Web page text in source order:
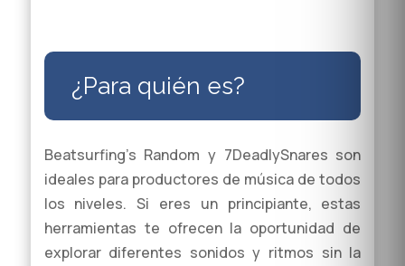
¿Para quién es?
Beatsurfing’s Random y 7DeadlySnares son
ideales para productores de música de todos
los niveles. Si eres un principiante, estas
herramientas te ofrecen la oportunidad de
explorar diferentes sonidos y ritmos sin la